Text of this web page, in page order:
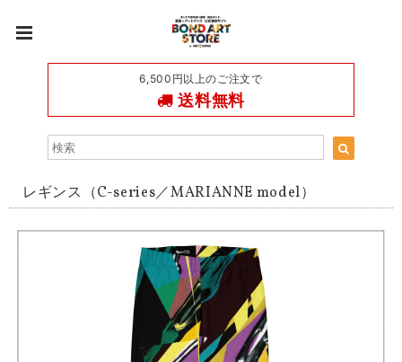
6,500円以上のご注文で
送料無料
レギンス（C-series／MARIANNE model）